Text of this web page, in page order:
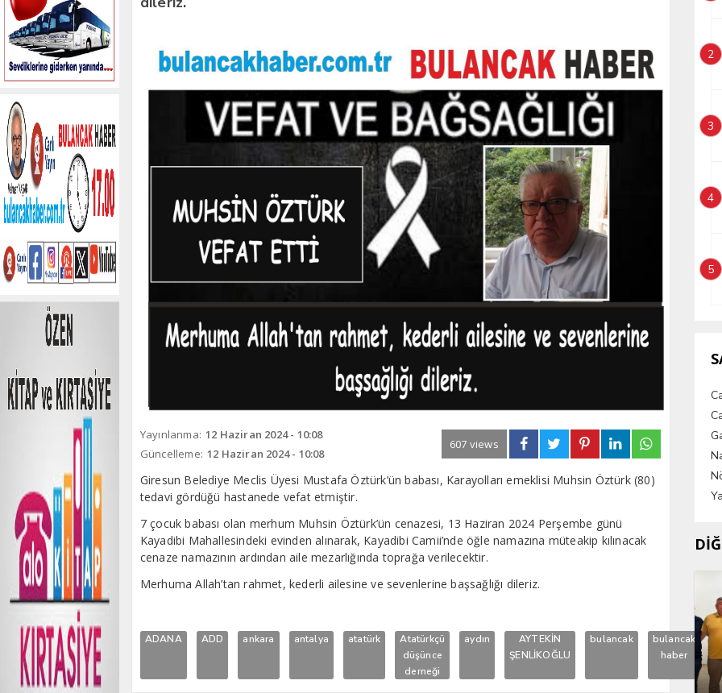
Yayınlanma: 12 Haziran 2024 - 10:08
Güncelleme: 12 Haziran 2024 - 10:08
607 views
Giresun Belediye Meclis Üyesi Mustafa Öztürk’ün babası, Karayolları emeklisi Muhsin Öztürk (80)
tedavi gördüğü hastanede vefat etmiştir.
7 çocuk babası olan merhum Muhsin Öztürk’ün cenazesi, 13 Haziran 2024 Perşembe günü
Kayadibi Mahallesindeki evinden alınarak, Kayadibi Camii’nde öğle namazına müteakip kılınacak
cenaze namazının ardından aile mezarlığında toprağa verilecektir.
Merhuma Allah’tan rahmet, kederli ailesine ve sevenlerine başsağlığı dileriz.
ADANA ADD ankara antalya atatürk
Atatürkçü
düşünce
derneği
aydın
AYTEKİN
ŞENLİKOĞLU
bulancak
bulancak
haber
2
3
4
5